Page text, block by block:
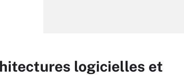
logicielles et